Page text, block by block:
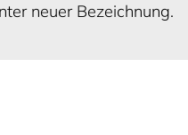
neuer Bezeichnung.